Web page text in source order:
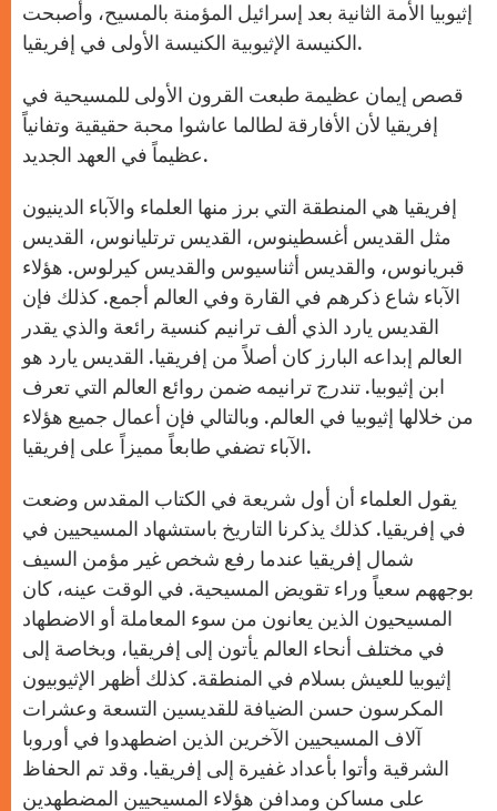
إثيوبيا الأمة الثانية بعد إسرائيل المؤمنة بالمسيح، وأصبحت
الكنيسة الإثيوبية الكنيسة الأولى في إفريقيا.
قصص إيمان عظيمة طبعت القرون الأولى للمسيحية في
إفريقيا لأن الأفارقة لطالما عاشوا محبة حقيقية وتفانياً
عظيماً في العهد الجديد.
إفريقيا هي المنطقة التي برز منها العلماء والآباء الدينيون
مثل القديس أغسطينوس، القديس ترتليانوس، القديس
قبريانوس، والقديس أثناسيوس والقديس كيرلوس. هؤلاء
الآباء شاع ذكرهم في القارة وفي العالم أجمع. كذلك فإن
القديس يارد الذي ألف ترانيم كنسية رائعة والذي يقدر
العالم إبداعه البارز كان أصلاً من إفريقيا. القديس يارد هو
ابن إثيوبيا. تندرج ترانيمه ضمن روائع العالم التي تعرف
من خلالها إثيوبيا في العالم. وبالتالي فإن أعمال جميع هؤلاء
الآباء تضفي طابعاً مميزاً على إفريقيا.
يقول العلماء أن أول شريعة في الكتاب المقدس وضعت
في إفريقيا. كذلك يذكرنا التاريخ باستشهاد المسيحيين في
شمال إفريقيا عندما رفع شخص غير مؤمن السيف
بوجههم سعياً وراء تقويض المسيحية. في الوقت عينه، كان
المسيحيون الذين يعانون من سوء المعاملة أو الاضطهاد
في مختلف أنحاء العالم يأتون إلى إفريقيا، وبخاصة إلى
إثيوبيا للعيش بسلام في المنطقة. كذلك أظهر الإثيوبيون
المكرسون حسن الضيافة للقديسين التسعة وعشرات
آلاف المسيحيين الآخرين الذين اضطهدوا في أوروبا
الشرقية وأتوا بأعداد غفيرة إلى إفريقيا. وقد تم الحفاظ
على مساكن ومدافن هؤلاء المسيحيين المضطهدين